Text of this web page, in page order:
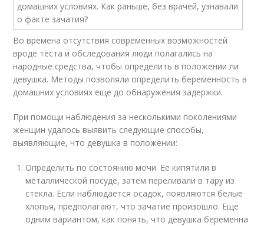
Во времена отсутствия современных возможностей
вроде теста и обследования люди полагались на
народные средства, чтобы определить в положении ли
девушка. Методы позволяли определить беременность в
домашних условиях еще до обнаружения задержки.
При помощи наблюдения за несколькими поколениями
женщин удалось выявить следующие способы,
выявляющие, что девушка в положении:
Определить по состоянию мочи. Ее кипятили в
металлической посуде, затем переливали в тару из
стекла. Если наблюдается осадок, появляются белые
хлопья, предполагают, что зачатие произошло. Еще
одним вариантом, как понять, что девушка беременна